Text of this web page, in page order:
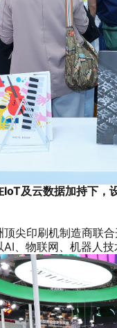
及云数据加持下
尖印刷机制造商联
、物联网、机器人